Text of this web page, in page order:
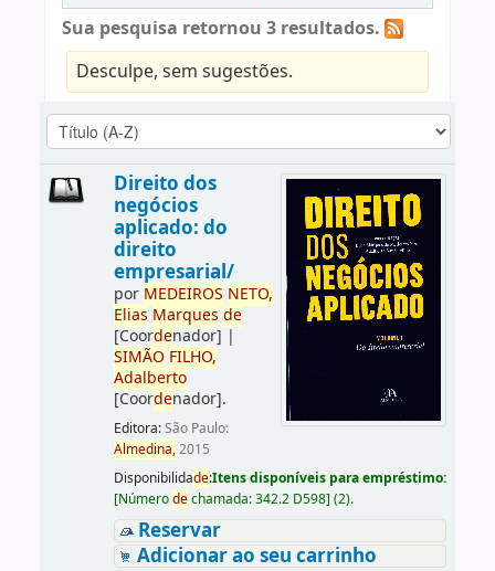
Sua pesquisa retornou 3 resultados.
Desculpe, sem sugestões.
Direito dos
negócios
aplicado: do
direito
empresarial/
por MEDEIROS NETO,
Elias Marques de
[Coordenador] |
SIMÃO FILHO,
Adalberto
[Coordenador].
Editora:São Paulo:
Almedina,2015
Disponibilidade:Itens disponíveis para empréstimo:
[Númerodechamada:342.2 D598] (2).
Reservar
Adicionar ao seu carrinho